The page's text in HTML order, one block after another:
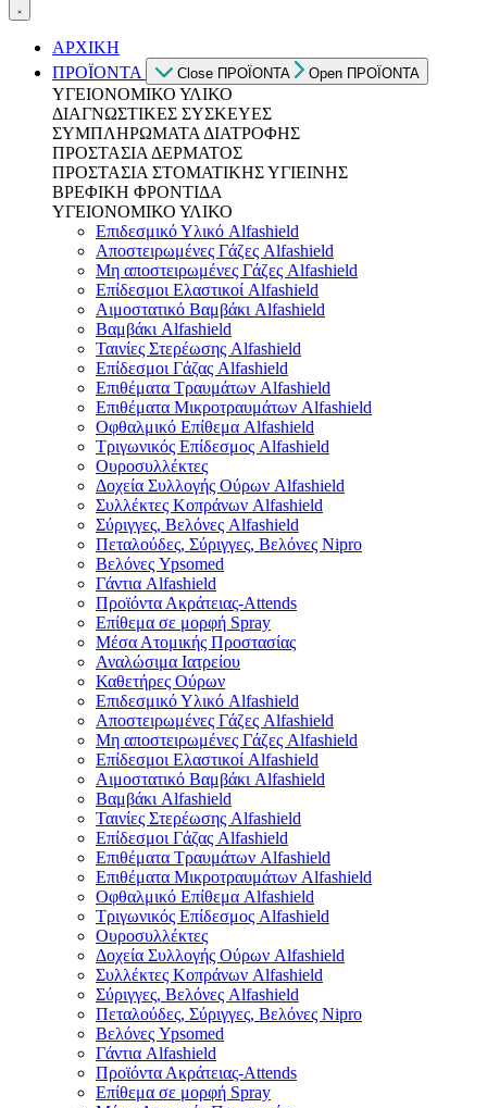
ΑΡΧΙΚΗ
ΠΡΟΪΟΝΤΑ
Close ΠΡΟΪΟΝΤΑ Open ΠΡΟΪΟΝΤΑ
ΥΓΕΙΟΝΟΜΙΚΟ ΥΛΙΚΟ
ΔΙΑΓΝΩΣΤΙΚΕΣ ΣΥΣΚΕΥΕΣ
ΣΥΜΠΛΗΡΩΜΑΤΑ ΔΙΑΤΡΟΦΗΣ
ΠΡΟΣΤΑΣΙΑ ΔΕΡΜΑΤΟΣ
ΠΡΟΣΤΑΣΙΑ ΣΤΟΜΑΤΙΚΗΣ ΥΓΙΕΙΝΗΣ
ΒΡΕΦΙΚΗ ΦΡΟΝΤΙΔΑ
ΥΓΕΙΟΝΟΜΙΚΟ ΥΛΙΚΟ
Επιδεσμικό Υλικό Alfashield
Αποστειρωμένες Γάζες Alfashield
Μη αποστειρωμένες Γάζες Alfashield
Επίδεσμοι Ελαστικοί Alfashield
Αιμοστατικό Βαμβάκι Alfashield
Βαμβάκι Alfashield
Ταινίες Στερέωσης Alfashield
Επίδεσμοι Γάζας Alfashield
Επιθέματα Τραυμάτων Alfashield
Επιθέματα Μικροτραυμάτων Alfashield
Οφθαλμικό Eπίθεμα Alfashield
Τριγωνικός Επίδεσμος Alfashield
Ουροσυλλέκτες
Δοχεία Συλλογής Ούρων Alfashield
Συλλέκτες Κοπράνων Alfashield
Σύριγγες, Βελόνες Alfashield
Πεταλούδες, Σύριγγες, Βελόνες Nipro
Βελόνες Ypsomed
Γάντια Alfashield
Προϊόντα Ακράτειας-Attends
Επίθεμα σε μορφή Spray
Μέσα Ατομικής Προστασίας
Αναλώσιμα Ιατρείου
Καθετήρες Ούρων
Επιδεσμικό Υλικό Alfashield
Αποστειρωμένες Γάζες Alfashield
Μη αποστειρωμένες Γάζες Alfashield
Επίδεσμοι Ελαστικοί Alfashield
Αιμοστατικό Βαμβάκι Alfashield
Βαμβάκι Alfashield
Ταινίες Στερέωσης Alfashield
Επίδεσμοι Γάζας Alfashield
Επιθέματα Τραυμάτων Alfashield
Επιθέματα Μικροτραυμάτων Alfashield
Οφθαλμικό Eπίθεμα Alfashield
Τριγωνικός Επίδεσμος Alfashield
Ουροσυλλέκτες
Δοχεία Συλλογής Ούρων Alfashield
Συλλέκτες Κοπράνων Alfashield
Σύριγγες, Βελόνες Alfashield
Πεταλούδες, Σύριγγες, Βελόνες Nipro
Βελόνες Ypsomed
Γάντια Alfashield
Προϊόντα Ακράτειας-Attends
Επίθεμα σε μορφή Spray